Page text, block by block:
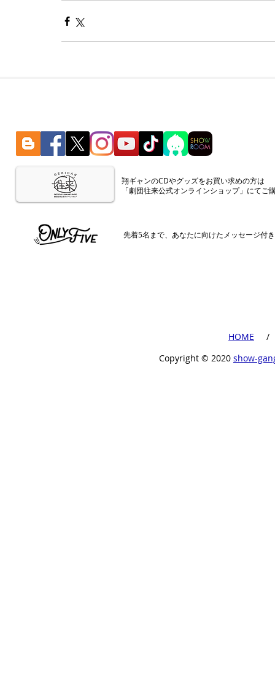
​翔ギャンのCDやグッズをお買い求めの方は
「劇団往来公式オンラインショップ」にてご
先着5名まで、あなたに向けたメッセージ付
​HOME
​ /
Copyright ©︎ 2020 show-